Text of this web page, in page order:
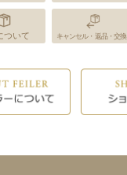
ついて キャンセル・返品・交換